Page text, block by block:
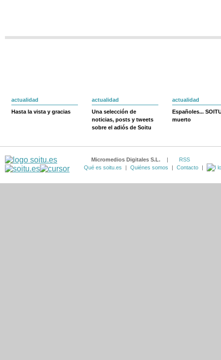
actualidad
Hasta la vista y gracias
actualidad
Una selección de
noticias, posts y tweets
sobre el adiós de Soitu
actualidad
Españoles...
muerto
Micromedios Digitales S.L. |
RSS
Qué es soitu.es
| Quiénes somos | Contacto |